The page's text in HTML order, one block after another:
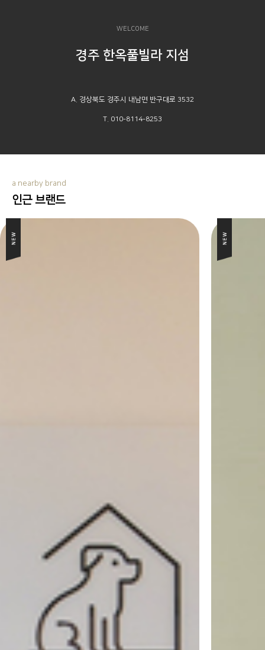
WELCOME
경주 한옥풀빌라 지섬
A. 경상북도 경주시 내남면 반구대로 3532
T. 010-8114-8253
a nearby brand
인근 브랜드